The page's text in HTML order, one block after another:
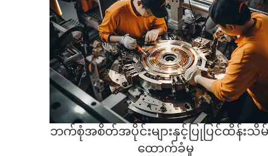
ဘက်စုံအစိတ်အပိုင်းများနှင့်ပြုပြင်ထိန်းသိမ်
ထောက်ခံမှု